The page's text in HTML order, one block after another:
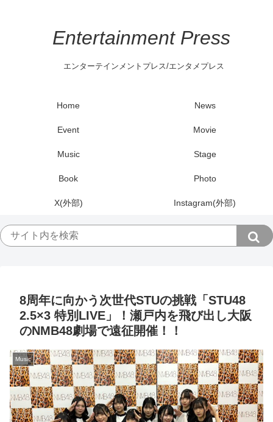
Entertainment Press
エンターテインメントプレス/エンタメプレス
Home News
Event Movie
Music Stage
Book Photo
X(外部) Instagram(外部)
8周年に向かう次世代STUの挑戦「STU48
2.5×3 特別LIVE」！瀬戸内を飛び出し大阪
のNMB48劇場で遠征開催！！
Music